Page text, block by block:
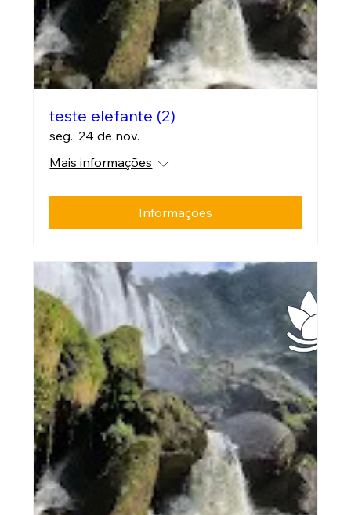
teste elefante (2)
seg., 24 de nov.
Mais informações
Informações